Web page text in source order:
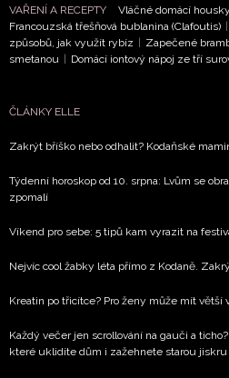
Vašimi údaji pracovat zejména
vyhodnocení akce a zasílání
Chcete navíc dostávat i další
zpracováním údajů k tomuto
VAŘENÍ A RECEPTY Vláčné domácí housky
Francouzská třešňová bublanina (Clafoutis)
způsobů, jak využít rybíz
Zapečené
smetanou
Domácí iontový nápoj ze tří
ČLÁNKY ELLE
Zakrýt bříško nebo odhalit? Kodaňské
Týdenní horoskop od 10. srpna: Lvům se
zpomalí
Víkend pro sebe: 5 tipů kam vyrazit na
Nejvíc cool žabky léta přímo z Kodaně.
Kreatin po třicítce? Pro ženy může mít větší
Každý večer jen scrollování na gauči a
které uklidíte dům i zažehnete starou jiskru